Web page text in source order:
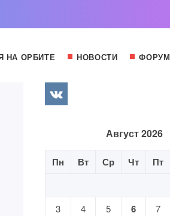
НА ОРБИТЕ НОВОСТИ ФОРУМ
Август 2026
Пн Вт Ср Чт Пт
3
4 5 6 7